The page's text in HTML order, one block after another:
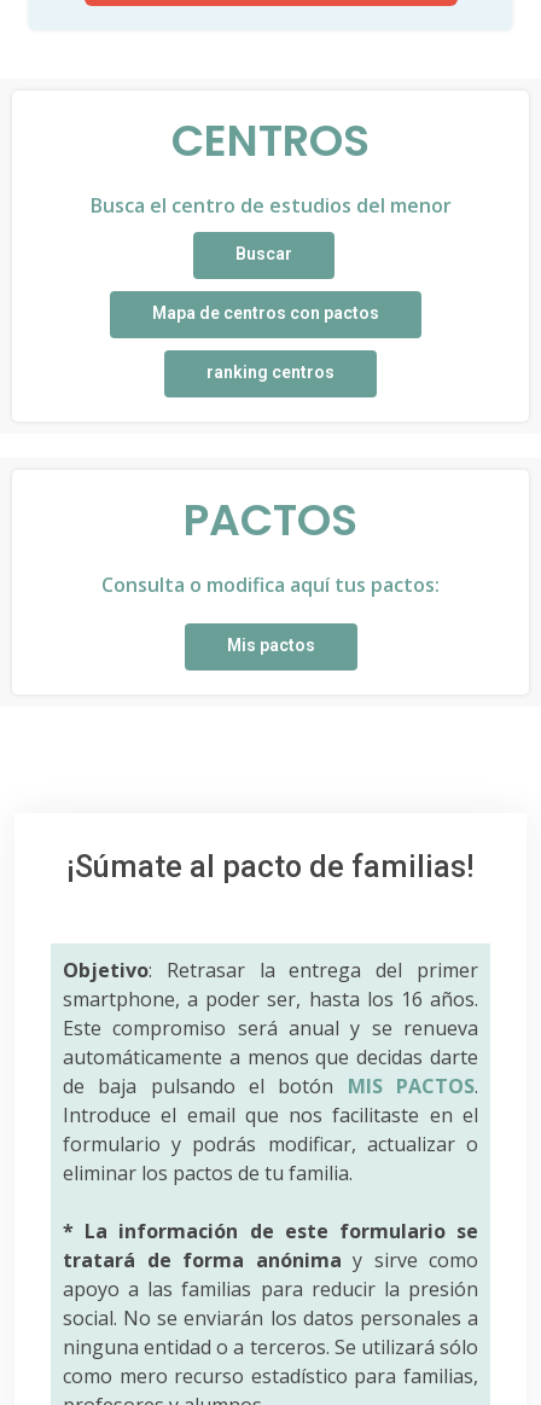
CENTROS
Busca el centro de estudios del menor
Buscar
Mapa de centros con pactos
ranking centros
PACTOS
Consulta o modifica aquí tus pactos:
Mis pactos
¡Súmate al pacto de familias!
Objetivo: Retrasar la entrega del primer
smartphone, a poder ser, hasta los 16 años.
Este compromiso será anual y se renueva
automáticamente a menos que decidas darte
de baja pulsando el botón MIS PACTOS.
Introduce el email que nos facilitaste en el
formulario y podrás modificar, actualizar o
eliminar los pactos de tu familia.
* La información de este formulario se
tratará de forma anónima y sirve como
apoyo a las familias para reducir la presión
social. No se enviarán los datos personales a
ninguna entidad o a terceros. Se utilizará sólo
como mero recurso estadístico para familias,